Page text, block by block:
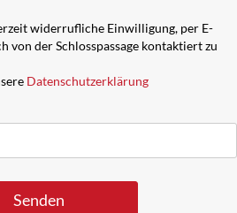
widerrufliche Einwilligung, per E-
von der Schlosspassage kontaktiert zu
Datenschutzerklärung